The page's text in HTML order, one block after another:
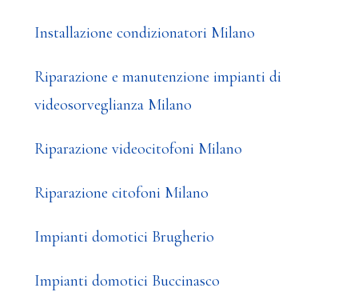
Installazione condizionatori Milano
Riparazione e manutenzione impianti di
videosorveglianza Milano
Riparazione videocitofoni Milano
Riparazione citofoni Milano
Impianti domotici Brugherio
Impianti domotici Buccinasco